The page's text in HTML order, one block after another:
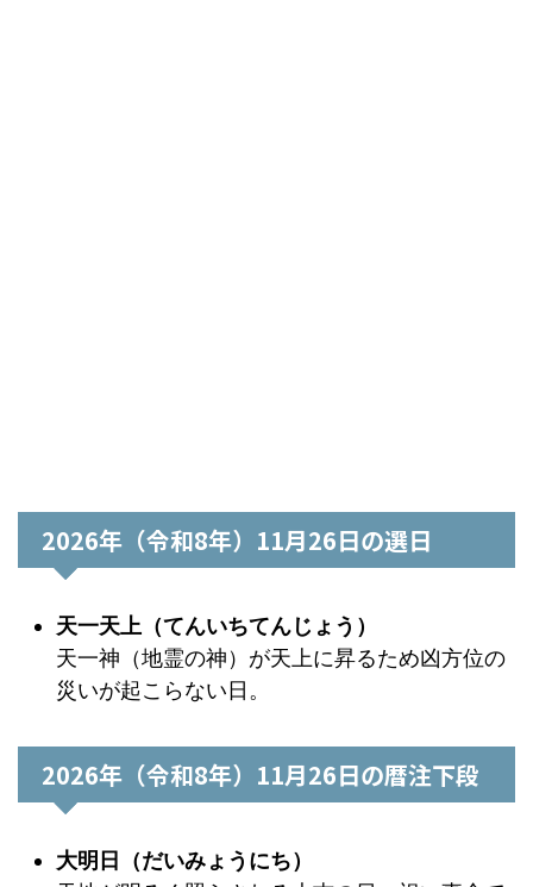
2026年（令和8年）11月26日の選日
天一天上（てんいちてんじょう）
天一神（地霊の神）が天上に昇るため凶方位の
災いが起こらない日。
2026年（令和8年）11月26日の暦注下段
大明日（だいみょうにち）